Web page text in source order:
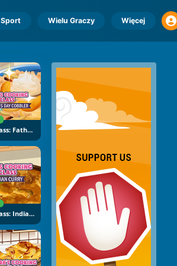
Sport Wielu Graczy Więcej
Sara's Cooking Class: Father's Day Cobbler
Sara's Cooking Class: Indian Curry